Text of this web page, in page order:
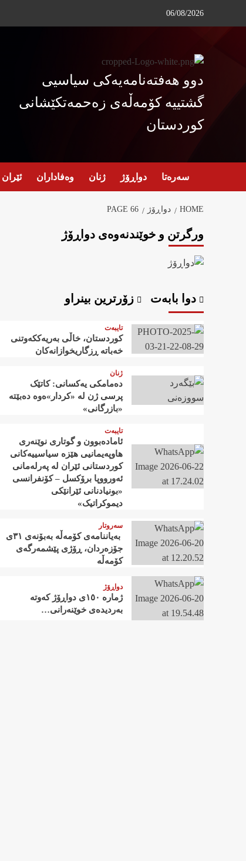
06/08/2026
دوو هەفتەنامەیەکی سیاسیی
گشتییە کۆمەڵەی زەحمەتکێشانی
کوردستان
سەرەتا دواڕۆژ ژنان وەفاداران ئێران
HOME دواڕۆژ PAGE 66
ورگرتن و خوێندنەوەی دواڕۆژ
دوا بابەت زۆرترین بینراو
تایبەت
کوردستان، خاڵی بەریەککەوتنی
خەباتە ڕزگاریخوازانەکان
ژنان
دەمامکی یەکسانی: کاتێک
پرسی ژن لە «کردار»ەوە دەبێتە
«بازرگانی»
تایبەت
ئامادەبوون و گوتاری نوێنەری
هاوپەیمانیی هێزە سیاسییەکانی
کوردستانی ئێران لە پەرلەمانی
ئەورووپا برۆکسل – کۆنفرانسی
«بونیادنانی ئێرانێکی
دیموکراتیک»
سەروتار
‍ بەیاننامەی کۆمەڵە بەبۆنەی ٣١ی
جۆزەردان، ڕۆژی پێشمەرگەی
کۆمەڵە
دواڕۆژ
ژمارە ١٥٠ی دواڕۆژ کەوتە
بەردیدەی خوێنەرانی…